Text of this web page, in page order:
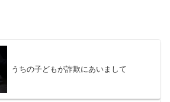
うちの子どもが詐欺にあいまして